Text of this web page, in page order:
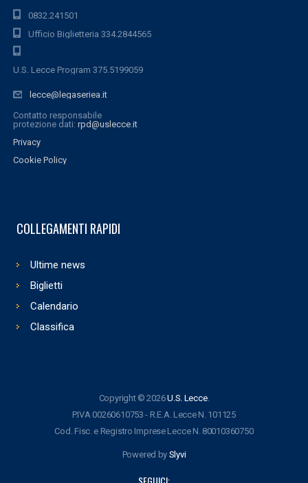
0832.241501
Ufficio Biglietteria 334.2844565
U.S. Lecce Program 375.5199059
lecce@legaseriea.it
Contatto responsabile
protezione dati: rpd@uslecce.it
Privacy
Cookie Policy
COLLEGAMENTI RAPIDI
Ultime news
Biglietti
Calendario
Classifica
Copyright © 2026U.S. Lecce.
P.IVA 00260610753 - R.E.A. Lecce N. 101125
Cod. Fisc. e Registro Imprese Lecce N. 80010360750
Powered by Slyvi